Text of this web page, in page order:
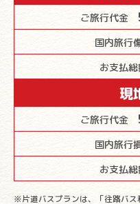
ご旅行代金
国内旅行
お支払
現
ご旅行代金
国内旅行
お支払
※片道バスプランは、「往路バ